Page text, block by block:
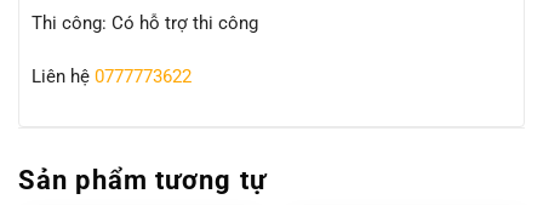
Thi công: Có hỗ trợ thi công
Liên hệ 0777773622
Sản phẩm tương tự